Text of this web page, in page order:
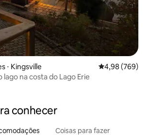
⋅ Kingsville 4,98 de uma
4,98 (769)
lago na costa do Lago Erie
conhecer
Coisas para fazer